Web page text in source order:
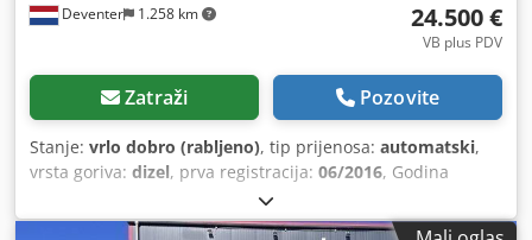
Deventer 1.258 km 24.500 €
VB plus PDV
Zatraži Pozovite
Stanje: vrlo dobro (rabljeno), tip prijenosa: automatski,
vrsta goriva: dizel, prva registracija: 06/2016, Godina
2.058 h